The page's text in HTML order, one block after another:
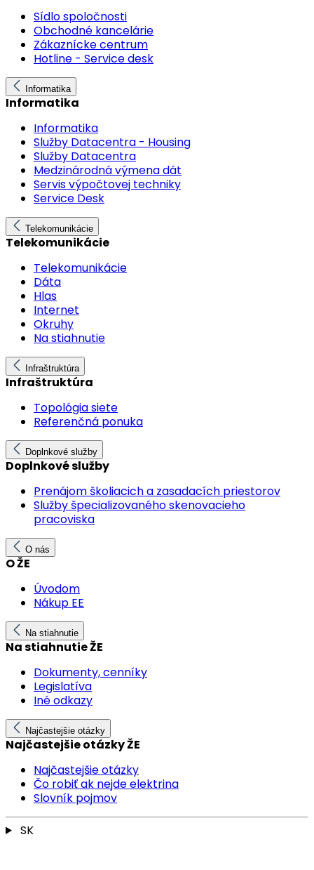
Sídlo spoločnosti
Obchodné kancelárie
Zákaznícke centrum
Hotline - Service desk
Informatika
Informatika
Informatika
Služby Datacentra - Housing
Služby Datacentra
Medzinárodná výmena dát
Servis výpočtovej techniky
Service Desk
Telekomunikácie
Telekomunikácie
Telekomunikácie
Dáta
Hlas
Internet
Okruhy
Na stiahnutie
Infraštruktúra
Infraštruktúra
Topológia siete
Referenčná ponuka
Doplnkové služby
Doplnkové služby
Prenájom školiacich a zasadacích priestorov
Služby špecializovaného skenovacieho
pracoviska
O nás
O ŽE
Úvodom
Nákup EE
Na stiahnutie
Na stiahnutie ŽE
Dokumenty, cenníky
Legislatíva
Iné odkazy
Najčastejšie otázky
Najčastejšie otázky ŽE
Najčastejšie otázky
Čo robiť ak nejde elektrina
Slovník pojmov
SK